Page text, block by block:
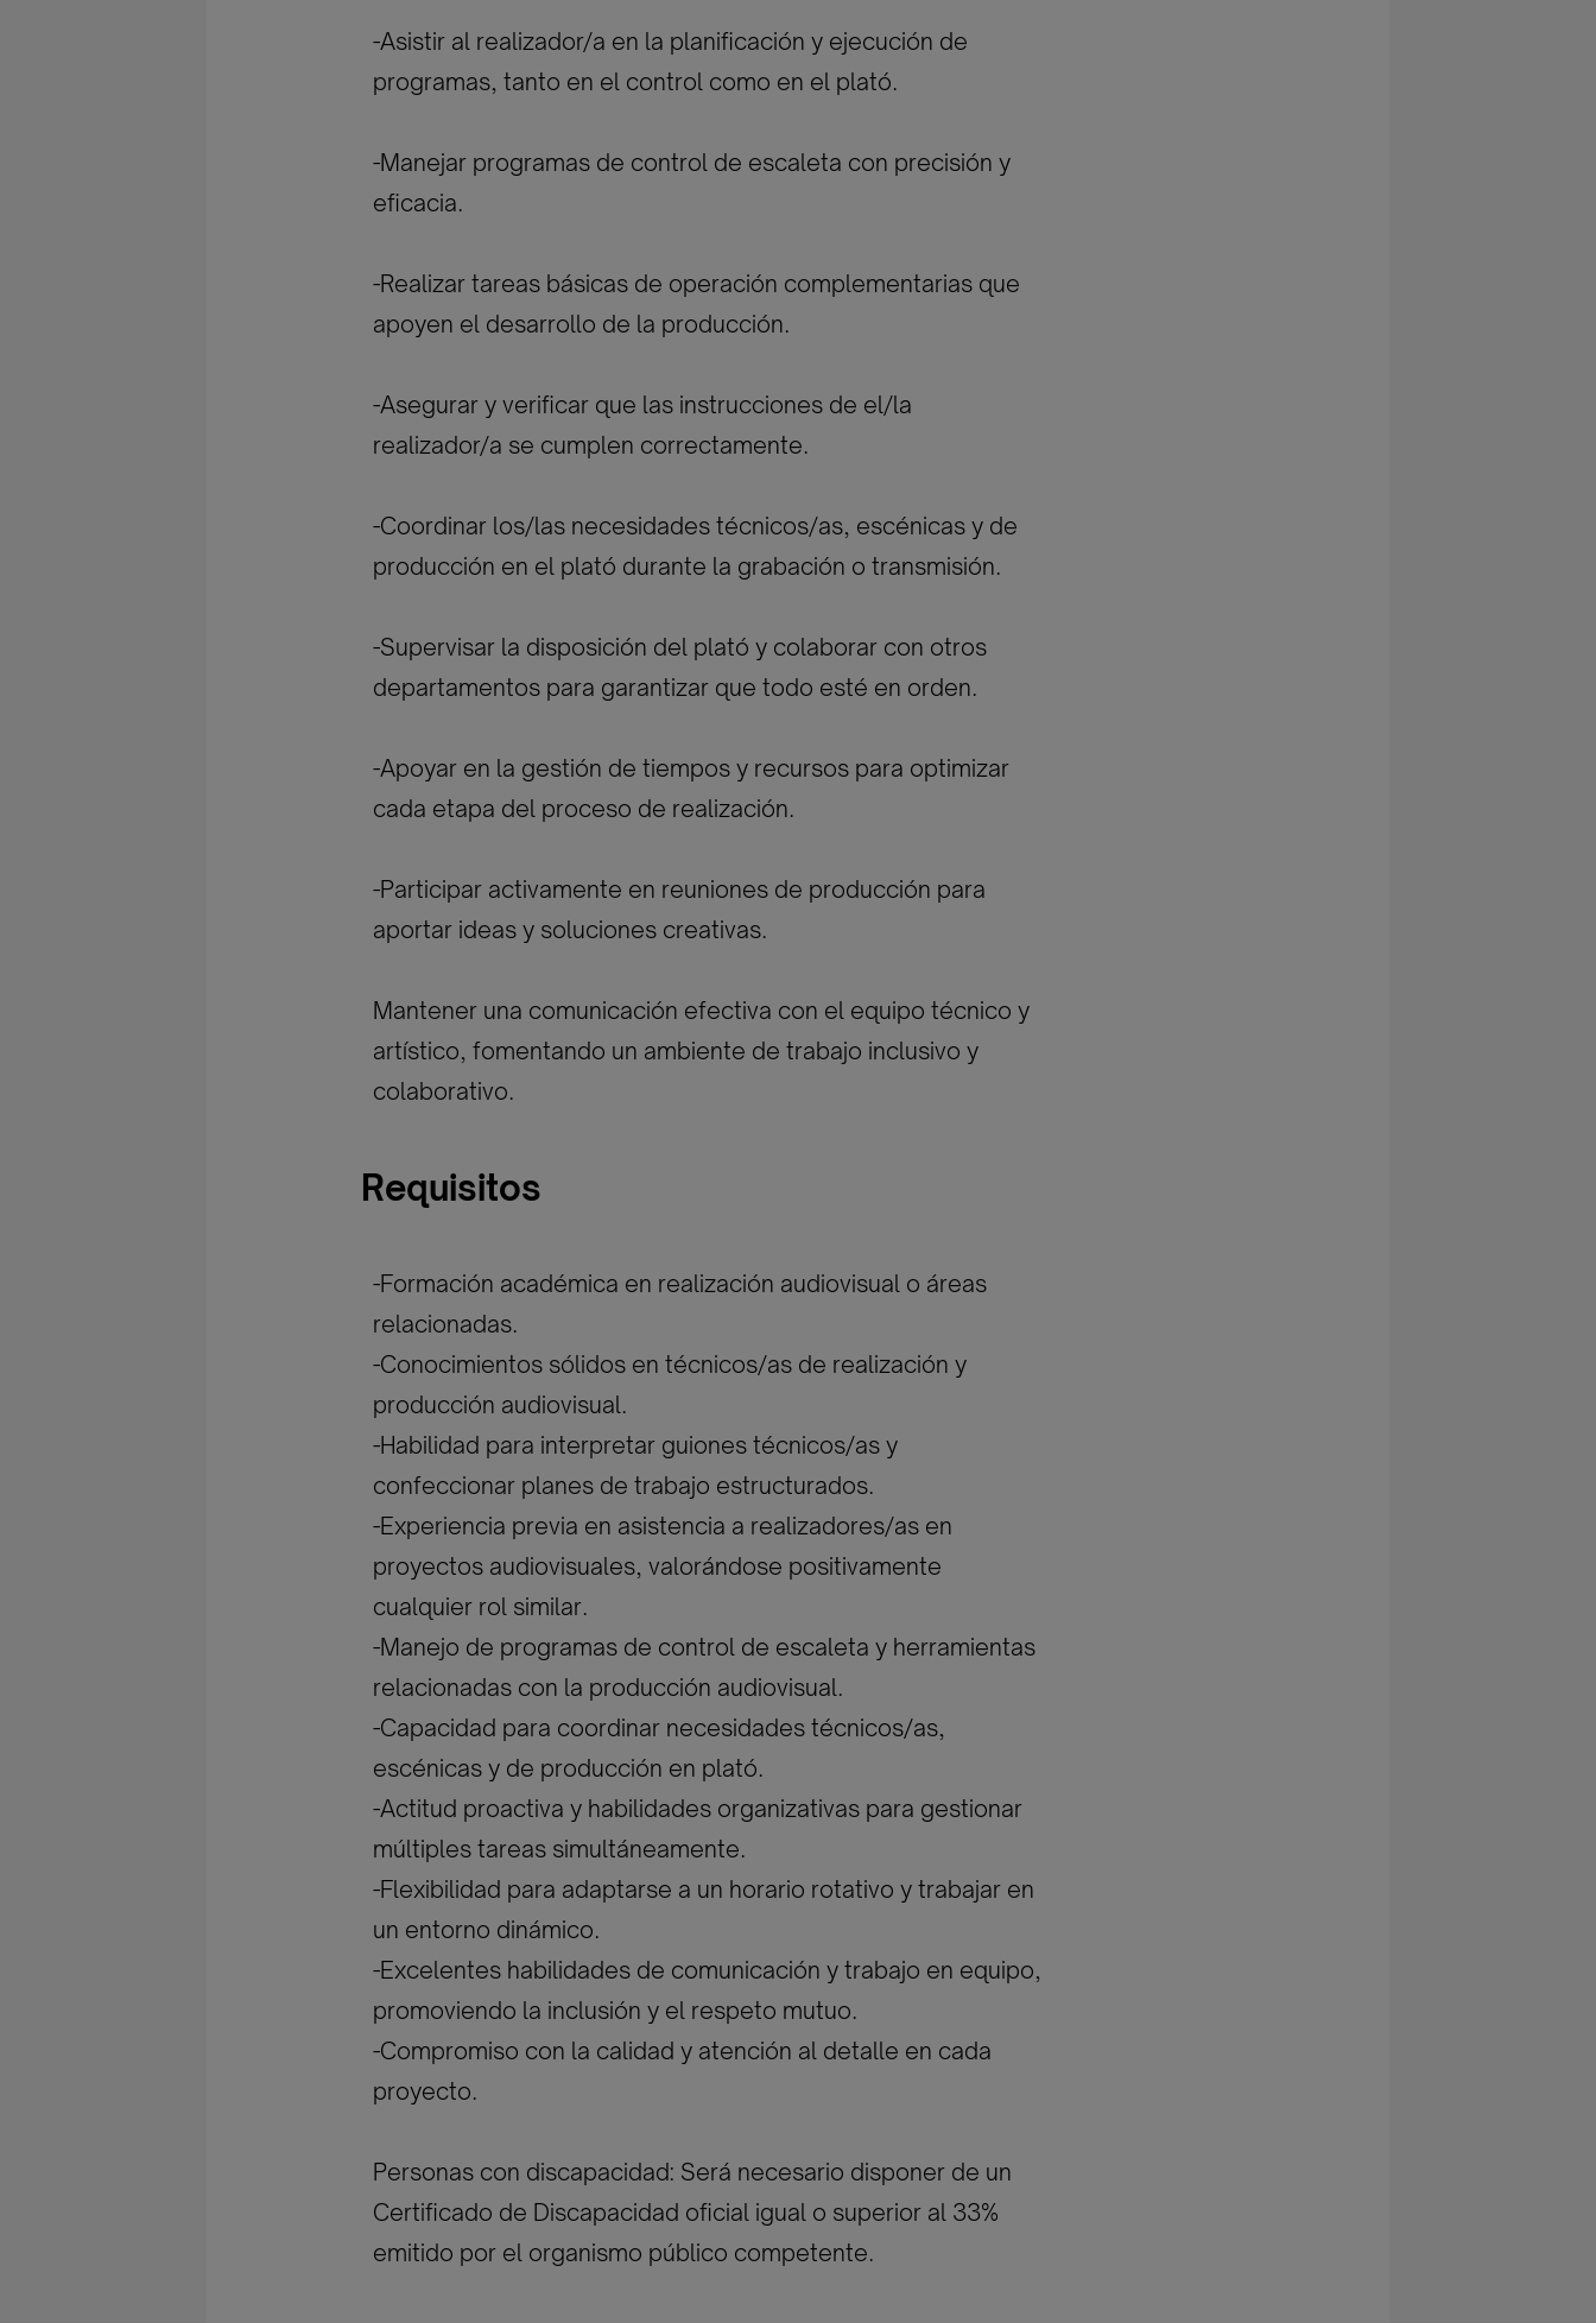
-Asistir al realizador/a en la planificación y ejecución de
programas, tanto en el control como en el plató.
-Manejar programas de control de escaleta con precisión y
eficacia.
-Realizar tareas básicas de operación complementarias que
apoyen el desarrollo de la producción.
-Asegurar y verificar que las instrucciones de el/la
realizador/a se cumplen correctamente.
-Coordinar los/las necesidades técnicos/as, escénicas y de
producción en el plató durante la grabación o transmisión.
-Supervisar la disposición del plató y colaborar con otros
departamentos para garantizar que todo esté en orden.
-Apoyar en la gestión de tiempos y recursos para optimizar
cada etapa del proceso de realización.
-Participar activamente en reuniones de producción para
aportar ideas y soluciones creativas.
Mantener una comunicación efectiva con el equipo técnico y
artístico, fomentando un ambiente de trabajo inclusivo y
colaborativo.
Requisitos
-Formación académica en realización audiovisual o áreas
relacionadas.
-Conocimientos sólidos en técnicos/as de realización y
producción audiovisual.
-Habilidad para interpretar guiones técnicos/as y
confeccionar planes de trabajo estructurados.
-Experiencia previa en asistencia a realizadores/as en
proyectos audiovisuales, valorándose positivamente
cualquier rol similar.
-Manejo de programas de control de escaleta y herramientas
relacionadas con la producción audiovisual.
-Capacidad para coordinar necesidades técnicos/as,
escénicas y de producción en plató.
-Actitud proactiva y habilidades organizativas para gestionar
múltiples tareas simultáneamente.
-Flexibilidad para adaptarse a un horario rotativo y trabajar en
un entorno dinámico.
-Excelentes habilidades de comunicación y trabajo en equipo,
promoviendo la inclusión y el respeto mutuo.
-Compromiso con la calidad y atención al detalle en cada
proyecto.
Personas con discapacidad: Será necesario disponer de un
Certificado de Discapacidad oficial igual o superior al 33%
emitido por el organismo público competente.